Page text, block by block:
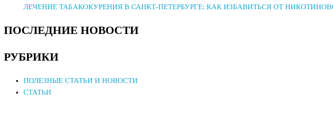
ЛЕЧЕНИЕ ТАБАКОКУРЕНИЯ В САНКТ-ПЕТЕРБУРГЕ: КАК ИЗБАВИТЬСЯ ОТ
ПОСЛЕДНИЕ НОВОСТИ
РУБРИКИ
ПОЛЕЗНЫЕ СТАТЬИ И НОВОСТИ
СТАТЬИ